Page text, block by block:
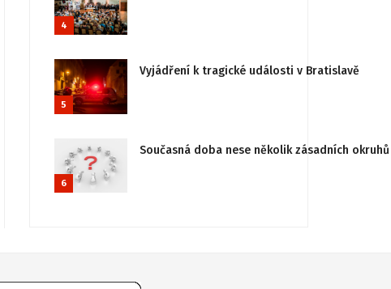
4
5
Vyjádření k tragické události v Bratislavě
6
Současná doba nese několik zásadních